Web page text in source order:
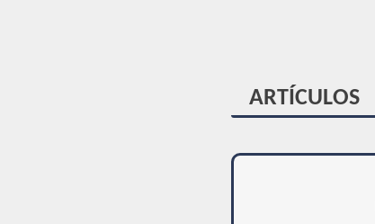
ARTÍCULOS